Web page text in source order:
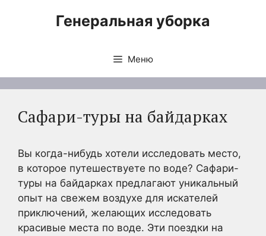
Генеральная уборка
Меню
Сафари-туры на байдарках
Вы когда-нибудь хотели исследовать место,
в которое путешествуете по воде? Сафари-
туры на байдарках предлагают уникальный
опыт на свежем воздухе для искателей
приключений, желающих исследовать
красивые места по воде. Эти поездки на